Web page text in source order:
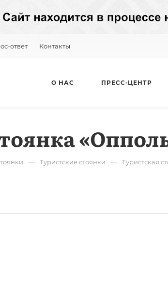
ответ Контакты
О НАС ПРЕСС-ЦЕНТР
— Туристские стоянки — Туристская